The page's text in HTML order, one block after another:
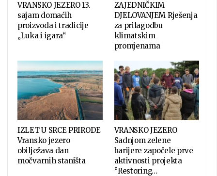
VRANSKO JEZERO 13.
sajam domaćih
proizvoda i tradicije
„Luka i igara“
ZAJEDNIČKIM
DJELOVANJEM Rješenja
za prilagodbu
klimatskim
promjenama
IZLET U SRCE PRIRODE
Vransko jezero
obilježava dan
močvarnih staništa
VRANSKO JEZERO
Sadnjom zelene
barijere započele prve
aktivnosti projekta
‘’Restoring…